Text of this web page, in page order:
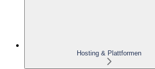
Hosting & Plattformen